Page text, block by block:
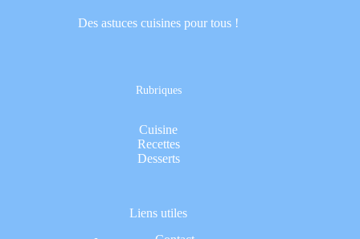
Des astuces cuisines pour tous !
Rubriques
Cuisine
Recettes
Desserts
Liens utiles